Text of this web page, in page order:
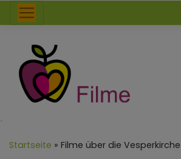
Hauptnavigation
Startseite Filme über die Vesperkirche